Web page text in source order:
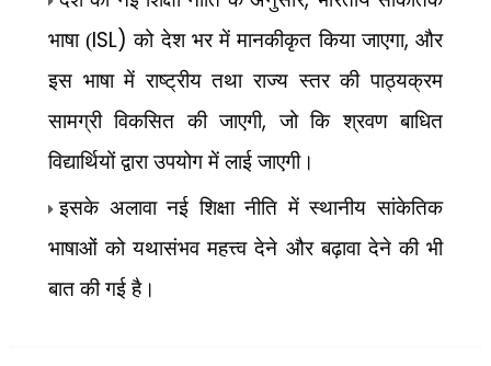
भाषा (ISL)को देश भर में मानकीकृत किया जाएगा,और
इस भाषा में राष्ट्रीय तथा राज्य स्तर की पाठ्यक्रम
सामग्री विकसित की जाएगी,जो कि श्रवण बाधित
विद्यार्थियों द्वारा उपयोग में लाई जाएगी।
इसके अलावा नई शिक्षा नीति में स्थानीय सांकेतिक
भाषाओं को यथासंभव महत्त्व देने और बढ़ावा देने की भी
बात की गई है।